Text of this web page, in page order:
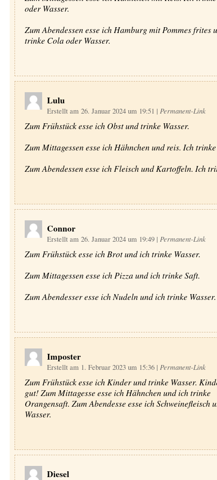
oder Wasser.
Zum Abendessen esse ich Hamburg mit Pommes frites
trinke Cola oder Wasser.
Lulu
Erstellt am 26. Januar 2024 um 19:51 | Permanent-Link
Zum Frühstück esse ich Obst und trinke Wasser.
Zum Mittagessen esse ich Hähnchen und reis. Ich trinke
Zum Abendessen esse ich Fleisch und Kartoffeln. Ich
Connor
Erstellt am 26. Januar 2024 um 19:49 | Permanent-Link
Zum Frühstück esse ich Brot und ich trinke Wasser.
Zum Mittagessen esse ich Pizza und ich trinke Saft.
Zum Abendesser esse ich Nudeln und ich trinke Wasser.
Imposter
Erstellt am 1. Februar 2023 um 15:36 | Permanent-Link
Zum Frühstück esse ich Kinder und trinke Wasser.
gut! Zum Mittagesse esse ich Hähnchen und ich trinke
Orangensaft. Zum Abendesse esse ich Schweinefleisch
Wasser.
Diesel